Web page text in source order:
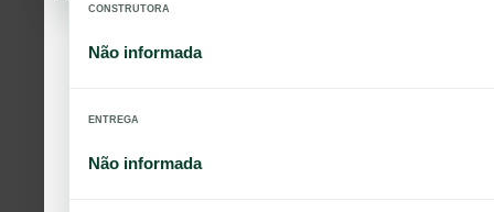
CONSTRUTORA
Não informada
ENTREGA
Não informada